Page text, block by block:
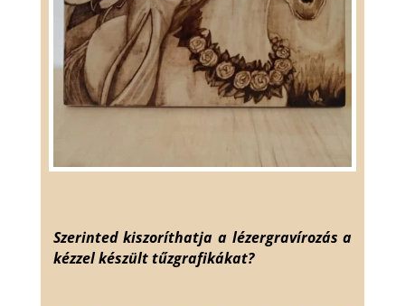
Szerinted kiszoríthatja a lézergravírozás a
kézzel készült tűzgrafikákat?